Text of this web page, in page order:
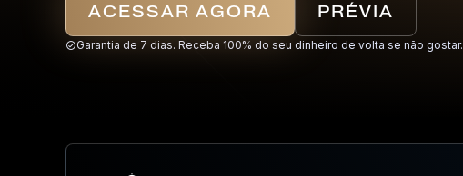
ACESSAR AGORA PRÉVIA
check_circle_outlineGarantia de 7 dias. Receba 100% do seu dinheiro de volta se não gostar.